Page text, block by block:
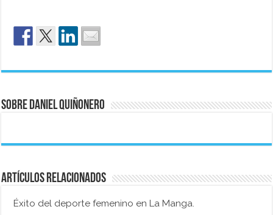
Sobre Daniel Quiñonero
Artículos relacionados
Éxito del deporte femenino en La Manga.